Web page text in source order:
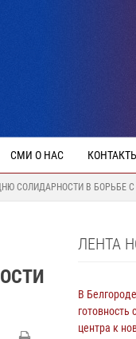
СМИ О НАС
СОЛИДАРНОСТИ В БОРЬБЕ
ЛЕНТА
В
готовность
центра к